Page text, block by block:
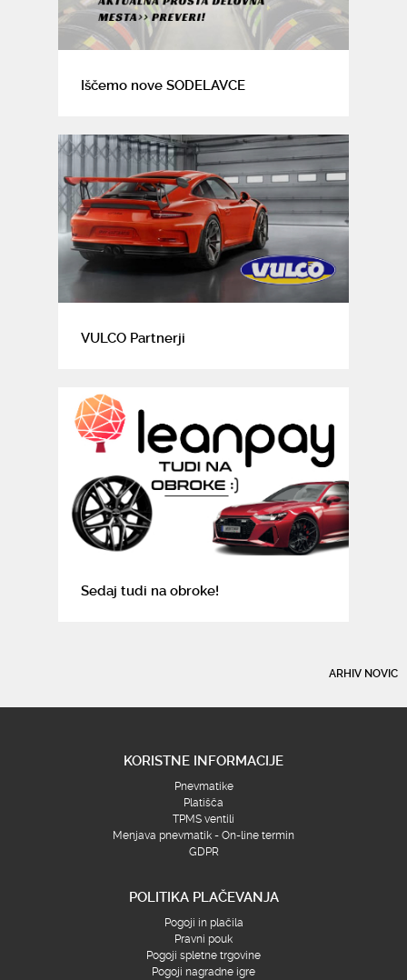
Iščemo nove SODELAVCE
VULCO Partnerji
Sedaj tudi na obroke!
ARHIV NOVIC
KORISTNE INFORMACIJE
Pnevmatike
Platišča
TPMS ventili
Menjava pnevmatik - On-line termin
GDPR
POLITIKA PLAČEVANJA
Pogoji in plačila
Pravni pouk
Pogoji spletne trgovine
Pogoji nagradne igre